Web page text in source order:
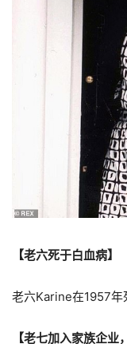
【老六死于白血病】
老六Karine在1957年
【老七加入家族企业